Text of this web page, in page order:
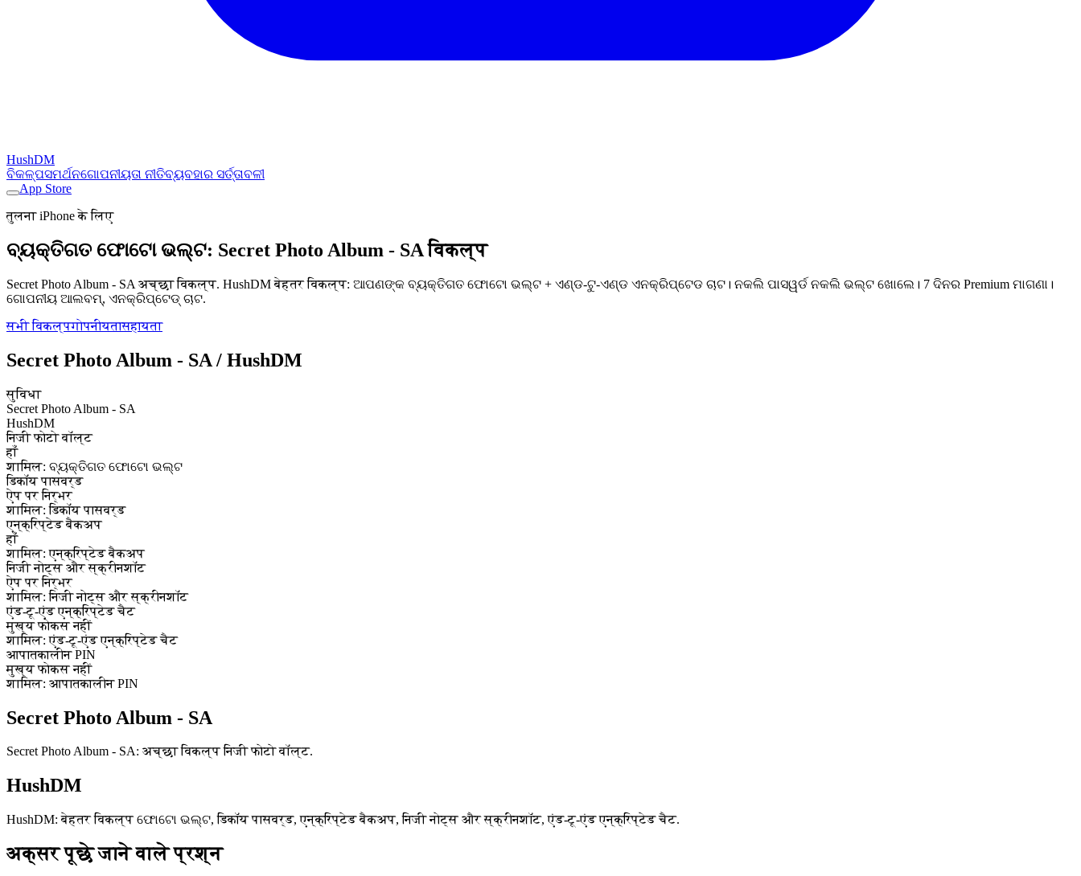
HushDM
ବିକଳ୍ପସମର୍ଥନଗୋପନୀୟତା ନୀତିବ୍ୟବହାର ସର୍ତ୍ତାବଳୀ
App Store
तुलना iPhone के लिए
ବ୍ୟକ୍ତିଗତ ଫୋଟୋ ଭଲ୍ଟ: Secret Photo Album - SA विकल्प
Secret Photo Album - SA अच्छा विकल्प. HushDM बेहतर विकल्प: ଆପଣଙ୍କ ବ୍ୟକ୍ତିଗତ ଫୋଟୋ ଭଲ୍ଟ + ଏଣ୍ଡ-ଟୁ-ଏଣ୍ଡ ଏନକ୍ରିପ୍ଟେଡ ଚାଟ। ନକଲି ପାସୱର୍ଡ ନକଲି ଭଲ୍ଟ ଖୋଲେ। 7 ଦିନର Premium ମାଗଣା।
ଗୋପନୀୟ ଆଲବମ୍, ଏନକ୍ରିପ୍ଟେଡ୍ ଚାଟ.
सभी विकल्पगोपनीयतासहायता
Secret Photo Album - SA / HushDM
सुविधा
Secret Photo Album - SA
HushDM
निजी फोटो वॉल्ट
हाँ
शामिल: ବ୍ୟକ୍ତିଗତ ଫୋଟୋ ଭଲ୍ଟ
डिकॉय पासवर्ड
ऐप पर निर्भर
शामिल: डिकॉय पासवर्ड
एन्क्रिप्टेड बैकअप
हाँ
शामिल: एन्क्रिप्टेड बैकअप
निजी नोट्स और स्क्रीनशॉट
ऐप पर निर्भर
शामिल: निजी नोट्स और स्क्रीनशॉट
एंड-टू-एंड एन्क्रिप्टेड चैट
मुख्य फोकस नहीं
शामिल: एंड-टू-एंड एन्क्रिप्टेड चैट
आपातकालीन PIN
मुख्य फोकस नहीं
शामिल: आपातकालीन PIN
Secret Photo Album - SA
Secret Photo Album - SA: अच्छा विकल्प निजी फोटो वॉल्ट.
HushDM
HushDM: बेहतर विकल्प ଫୋଟୋ ଭଲ୍ଟ, डिकॉय पासवर्ड, एन्क्रिप्टेड बैकअप, निजी नोट्स और स्क्रीनशॉट, एंड-टू-एंड एन्क्रिप्टेड चैट.
अक्सर पूछे जाने वाले प्रश्न